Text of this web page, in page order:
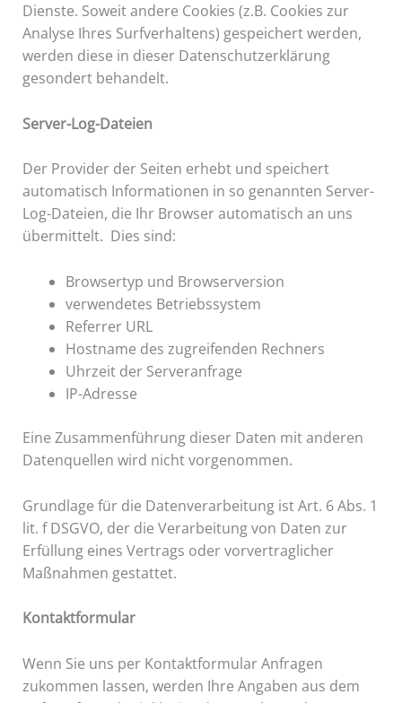
Dienste. Soweit andere Cookies (z.B. Cookies zur
Analyse Ihres Surfverhaltens) gespeichert werden,
werden diese in dieser Datenschutzerklärung
gesondert behandelt.
Server-Log-Dateien
Der Provider der Seiten erhebt und speichert
automatisch Informationen in so genannten Server-
Log-Dateien, die Ihr Browser automatisch an uns
übermittelt. Dies sind:
Browsertyp und Browserversion
verwendetes Betriebssystem
Referrer URL
Hostname des zugreifenden Rechners
Uhrzeit der Serveranfrage
IP-Adresse
Eine Zusammenführung dieser Daten mit anderen
Datenquellen wird nicht vorgenommen.
Grundlage für die Datenverarbeitung ist Art. 6 Abs. 1
lit. f DSGVO, der die Verarbeitung von Daten zur
Erfüllung eines Vertrags oder vorvertraglicher
Maßnahmen gestattet.
Kontaktformular
Wenn Sie uns per Kontaktformular Anfragen
zukommen lassen, werden Ihre Angaben aus dem